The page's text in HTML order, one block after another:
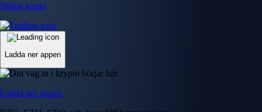
Skapa konto
Ladda ner appen
Ladda ner appen